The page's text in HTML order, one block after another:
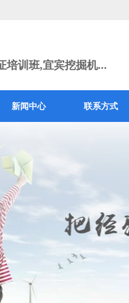
培训班,宜宾挖掘机...
新闻中心 联系方式